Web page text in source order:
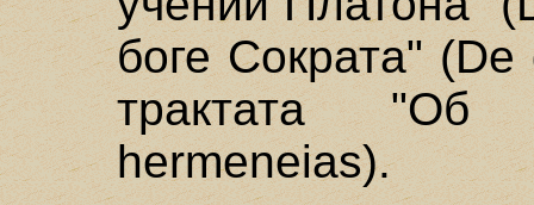
боге Сократа"
трактата "Об
hermeneias).